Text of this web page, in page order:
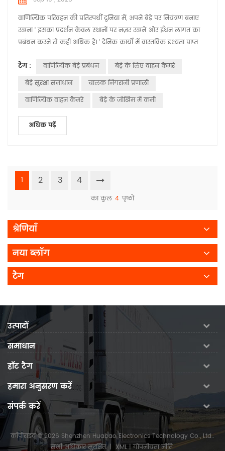
वाणिज्यिक परिवहन की प्रतिस्पर्धी दुनिया में, अपने बेड़े पर नियंत्रण बनाए
रखना ' इसका प्रदर्शन केवल स्थानों पर नज़र रखने और ईंधन लागत का
प्रबंधन करने से कहीं अधिक है। ' दैनिक कार्यों में वास्तविक दृश्यता प्राप्त
नज़रअंदाज़ नहीं कर सकते। यहीं पर हुआबाओ फ्लीट मैनेजमेंट आगे आता
है, और पेशकश करता है बुद्धिमान वाहन कैमरा सिस्टम वाणिज्यिक बेड़े ...
टैग : वाणिज्यिक बेड़े प्रबंधन
बेड़े के लिए वाहन कैमरे
बेड़े सुरक्षा समाधान
चालक निगरानी प्रणाली
वाणिज्यिक वाहन कैमरे
बेड़े के जोखिम में कमी
अधिक पढ़ें
1 2 3 4
का कुल 4 पृष्ठों
श्रेणियाँ
नया ब्लॉग
टैग
उत्पादों
समाधान
हॉट टैग
हमारा अनुसरण करें
संपर्क करें
कॉपीराइट © 2026 Shenzhen Huabao Electronics Technology Co., Ltd..
सभी अधिकार सुरक्षित.| XML | गोपनीयता नीति